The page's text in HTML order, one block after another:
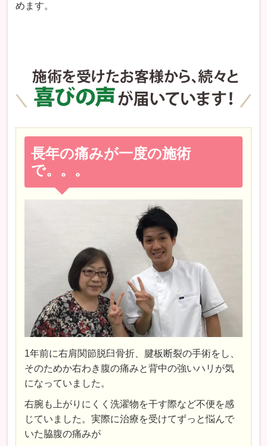
めます。
長年の痛みが一度の施術
で。。。
1年前に右肩関節脱臼骨折、腱板断裂の手術をし、
そのためか右わき腹の痛みと背中の強いハリが気
になっていました。
右腕も上がりにくく洗濯物を干す際など不便を感
じていました。実際に治療を受けてずっと悩んで
いた脇腹の痛みが